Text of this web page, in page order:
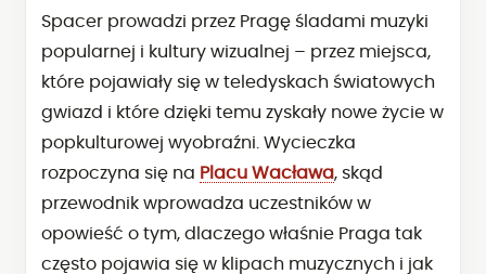
Spacer prowadzi przez Pragę śladami muzyki
popularnej i kultury wizualnej – przez miejsca,
które pojawiały się w teledyskach światowych
gwiazd i które dzięki temu zyskały nowe życie w
popkulturowej wyobraźni. Wycieczka
rozpoczyna się na Placu Wacława, skąd
przewodnik wprowadza uczestników w
opowieść o tym, dlaczego właśnie Praga tak
często pojawia się w klipach muzycznych i jak